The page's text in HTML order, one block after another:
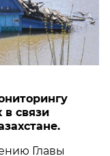
в связи
Главы